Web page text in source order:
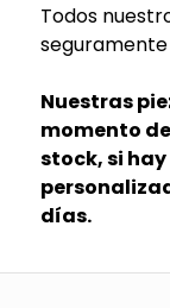
Todos
Nuestras
momento
stock, si
días.